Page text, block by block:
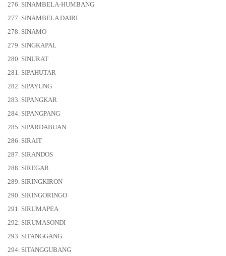
276. SINAMBELA-HUMBANG
277. SINAMBELA DAIRI
278. SINAMO
279. SINGKAPAL
280. SINURAT
281. SIPAHUTAR
282. SIPAYUNG
283. SIPANGKAR
284. SIPANGPANG
285. SIPARDABUAN
286. SIRAIT
287. SIRANDOS
288. SIREGAR
289. SIRINGKIRON
290. SIRINGORINGO
291. SIRUMAPEA
292. SIRUMASONDI
293. SITANGGANG
294. SITANGGUBANG